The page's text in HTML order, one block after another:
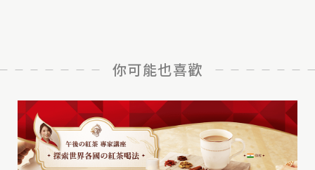
你可能也喜歡